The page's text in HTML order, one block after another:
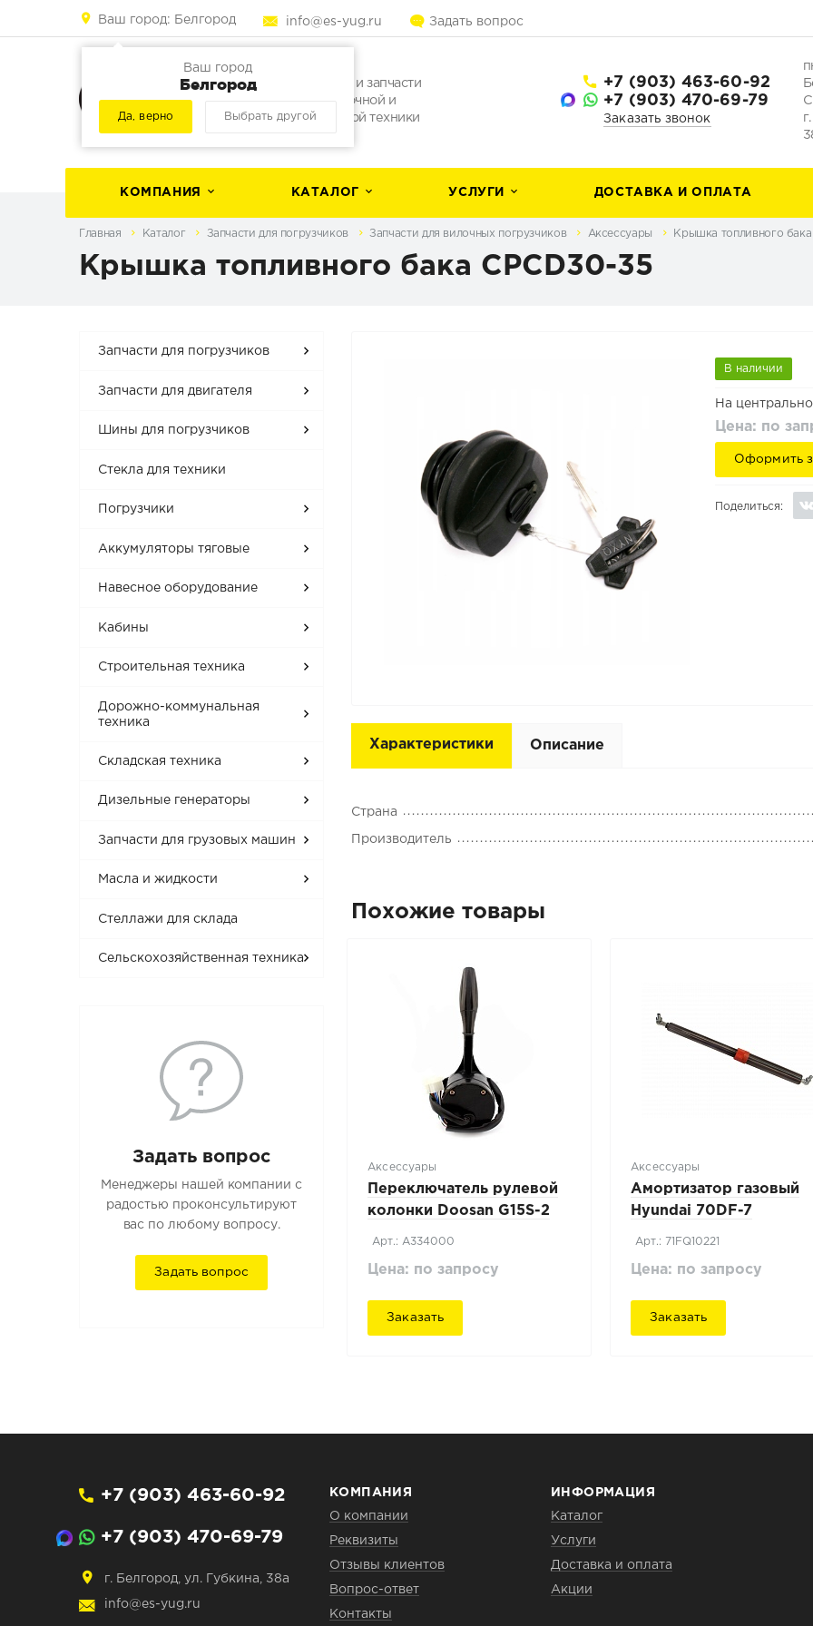
Ваш город: Белгород
Ваш город
Белгород
Да, верно Выбрать другой
info@es-yug.ru Задать вопрос
Погрузчики и запчасти
для погрузочной и
строительной техники
+7 (903) 463-60-92
+7 (903) 470-69-79
Заказать звонок
КОМПАНИЯ КАТАЛОГ УСЛУГИ ДОСТАВКА И ОПЛАТА
Главная Каталог Запчасти для погрузчиков Запчасти для вилочных погрузчиков Аксессуары Крышка топливного бака
Крышка топливного бака CPCD30-35
Запчасти для погрузчиков
Запчасти для двигателя
Шины для погрузчиков
Стекла для техники
Погрузчики
Аккумуляторы тяговые
Навесное оборудование
Кабины
Строительная техника
Дорожно-коммунальная
техника
Складская техника
Дизельные генераторы
Запчасти для грузовых машин
Масла и жидкости
Стеллажи для склада
Сельскохозяйственная техника
Задать вопрос
Менеджеры нашей компании с
радостью проконсультируют
вас по любому вопросу.
Задать вопрос
В наличии
На
Цена: по
Оформить
Поделиться:
Характеристики Описание
Страна
Производитель
Похожие товары
Аксессуары
Переключатель рулевой
колонки Doosan G15S-2
Арт.: A334000
Цена: по запросу
Заказать
Аксессуары
Амортизатор газовый
Hyundai 70DF-7
Арт.: 71FQ10221
Цена: по запросу
Заказать
+7 (903) 463-60-92
+7 (903) 470-69-79
г. Белгород, ул. Губкина, 38а
info@es-yug.ru
КОМПАНИЯ
О компании
Реквизиты
Отзывы клиентов
Вопрос-ответ
Контакты
ИНФОРМАЦИЯ
Каталог
Услуги
Доставка и оплата
Акции